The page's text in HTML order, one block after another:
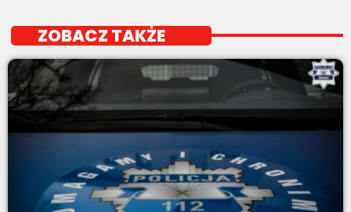
ZOBACZ TAKŻE